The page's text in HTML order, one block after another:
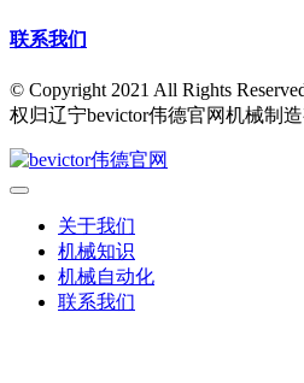
联系我们
© Copyright 2021 All Rights
权归辽宁bevictor伟德官网机械制
关于我们
机械知识
机械自动化
联系我们